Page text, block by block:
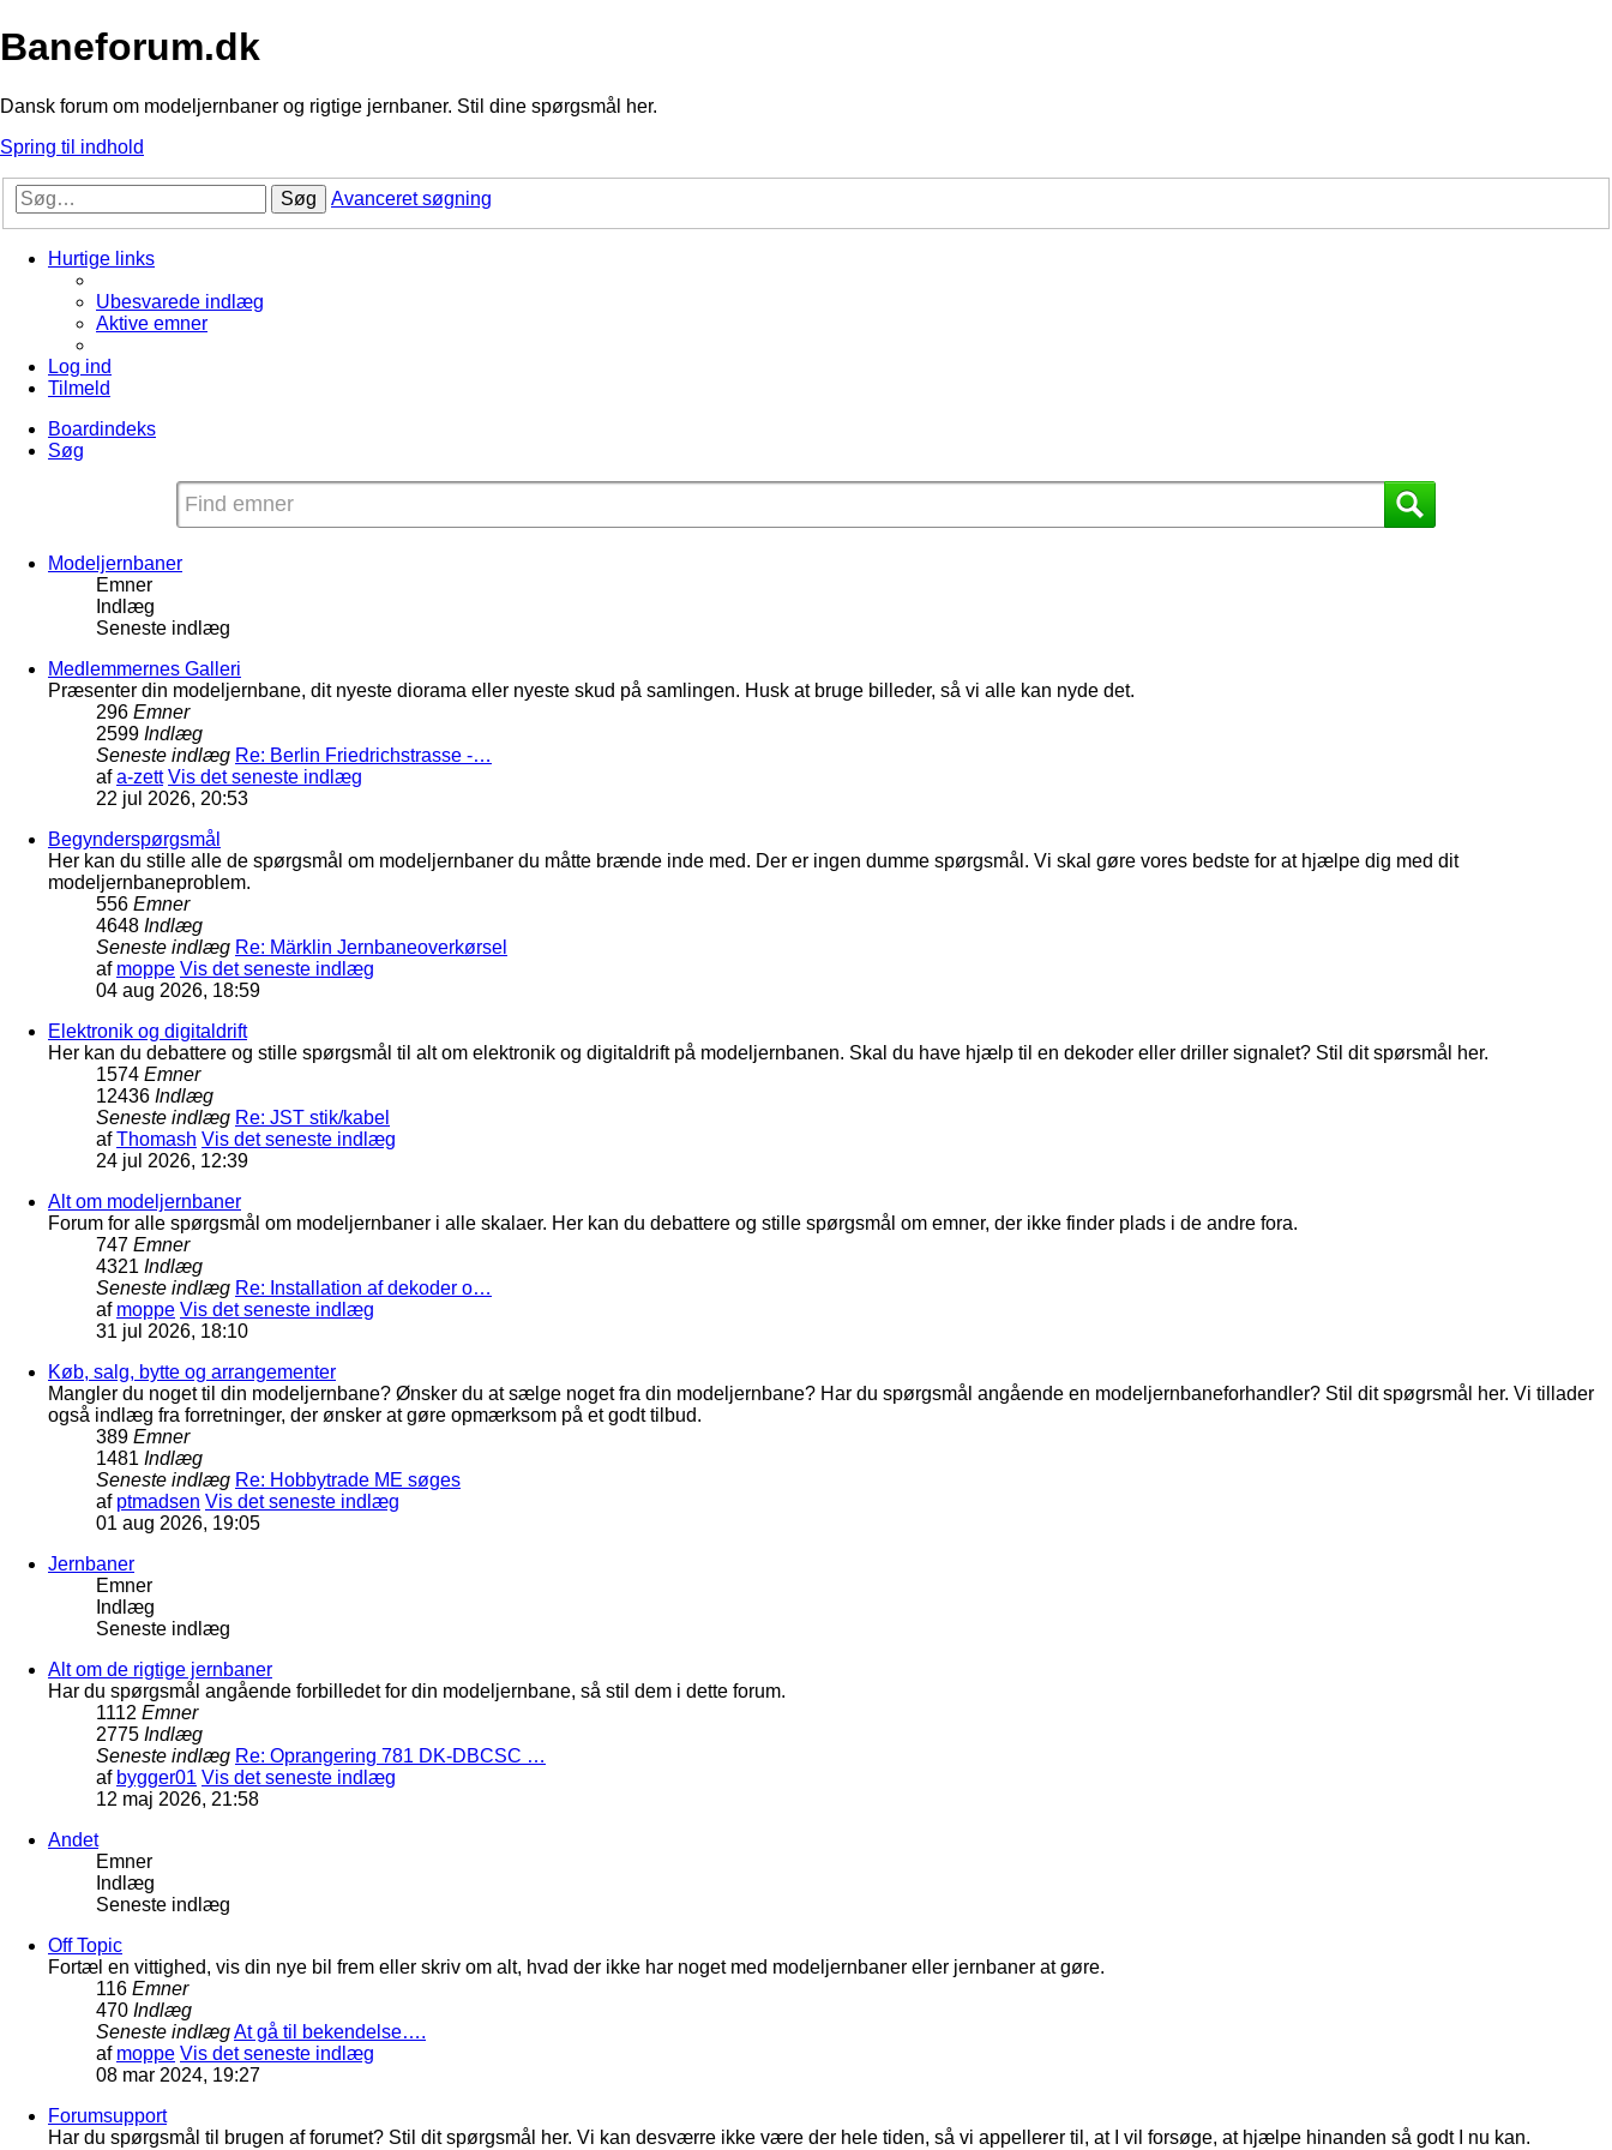
Baneforum.dk
Dansk forum om modeljernbaner og rigtige jernbaner. Stil dine spørgsmål her.
Spring til indhold
Søg Avanceret søgning
Hurtige links
Ubesvarede indlæg
Aktive emner
Log ind
Tilmeld
Boardindeks
Søg
Modeljernbaner
Emner
Indlæg
Seneste indlæg
Medlemmernes Galleri
Præsenter din modeljernbane, dit nyeste diorama eller nyeste skud på samlingen. Husk at bruge billeder, så vi alle kan nyde det.
296 Emner
2599 Indlæg
Seneste indlæg Re: Berlin Friedrichstrasse -…
afa-zett Vis det seneste indlæg
22 jul 2026, 20:53
Begynderspørgsmål
Her kan du stille alle de spørgsmål om modeljernbaner du måtte brænde inde med. Der er ingen dumme spørgsmål. Vi skal gøre vores bedste for at hjælpe dig med dit
modeljernbaneproblem.
556 Emner
4648 Indlæg
Seneste indlæg Re: Märklin Jernbaneoverkørsel
af moppe Vis det seneste indlæg
04 aug 2026, 18:59
Elektronik og digitaldrift
Her kan du debattere og stille spørgsmål til alt om elektronik og digitaldrift på modeljernbanen. Skal du have hjælp til en dekoder eller driller signalet? Stil dit spørsmål her.
1574 Emner
12436 Indlæg
Seneste indlæg Re: JST stik/kabel
afThomash Vis det seneste indlæg
24 jul 2026, 12:39
Alt om modeljernbaner
Forum for alle spørgsmål om modeljernbaner i alle skalaer. Her kan du debattere og stille spørgsmål om emner, der ikke finder plads i de andre fora.
747 Emner
4321 Indlæg
Seneste indlæg Re: Installation af dekoder o…
af moppe Vis det seneste indlæg
31 jul 2026, 18:10
Køb, salg, bytte og arrangementer
Mangler du noget til din modeljernbane? Ønsker du at sælge noget fra din modeljernbane? Har du spørgsmål angående en modeljernbaneforhandler? Stil dit spøgrsmål her. Vi tillader
også indlæg fra forretninger, der ønsker at gøre opmærksom på et godt tilbud.
389 Emner
1481 Indlæg
Seneste indlæg Re: Hobbytrade ME søges
af ptmadsen Vis det seneste indlæg
01 aug 2026, 19:05
Jernbaner
Emner
Indlæg
Seneste indlæg
Alt om de rigtige jernbaner
Har du spørgsmål angående forbilledet for din modeljernbane, så stil dem i dette forum.
1112 Emner
2775 Indlæg
Seneste indlæg Re: Oprangering 781 DK-DBCSC …
af bygger01 Vis det seneste indlæg
12 maj 2026, 21:58
Andet
Emner
Indlæg
Seneste indlæg
Off Topic
Fortæl en vittighed, vis din nye bil frem eller skriv om alt, hvad der ikke har noget med modeljernbaner eller jernbaner at gøre.
116 Emner
470 Indlæg
Seneste indlægAt gå til bekendelse….
af moppe Vis det seneste indlæg
08 mar 2024, 19:27
Forumsupport
Har du spørgsmål til brugen af forumet? Stil dit spørgsmål her. Vi kan desværre ikke være der hele tiden, så vi appellerer til, at I vil forsøge, at hjælpe hinanden så godt I nu kan.